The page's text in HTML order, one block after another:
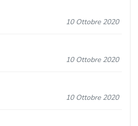
10 Ottobre 2020
10 Ottobre 2020
10 Ottobre 2020